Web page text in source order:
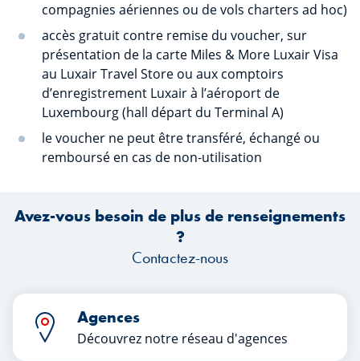
compagnies aériennes ou de vols charters ad hoc)
accès gratuit contre remise du voucher, sur
présentation de la carte Miles & More Luxair Visa
au Luxair Travel Store ou aux comptoirs
d’enregistrement Luxair à l’aéroport de
Luxembourg (hall départ du Terminal A)
le voucher ne peut être transféré, échangé ou
remboursé en cas de non-utilisation
Avez-vous besoin de plus de renseignements
?
Contactez-nous
Agences
Découvrez notre réseau d'agences